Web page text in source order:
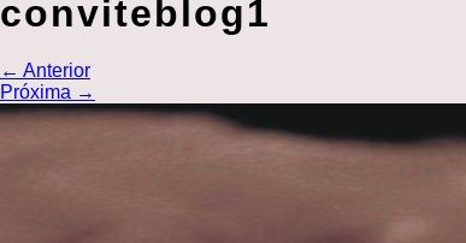
conviteblog1
← Anterior
Próxima →